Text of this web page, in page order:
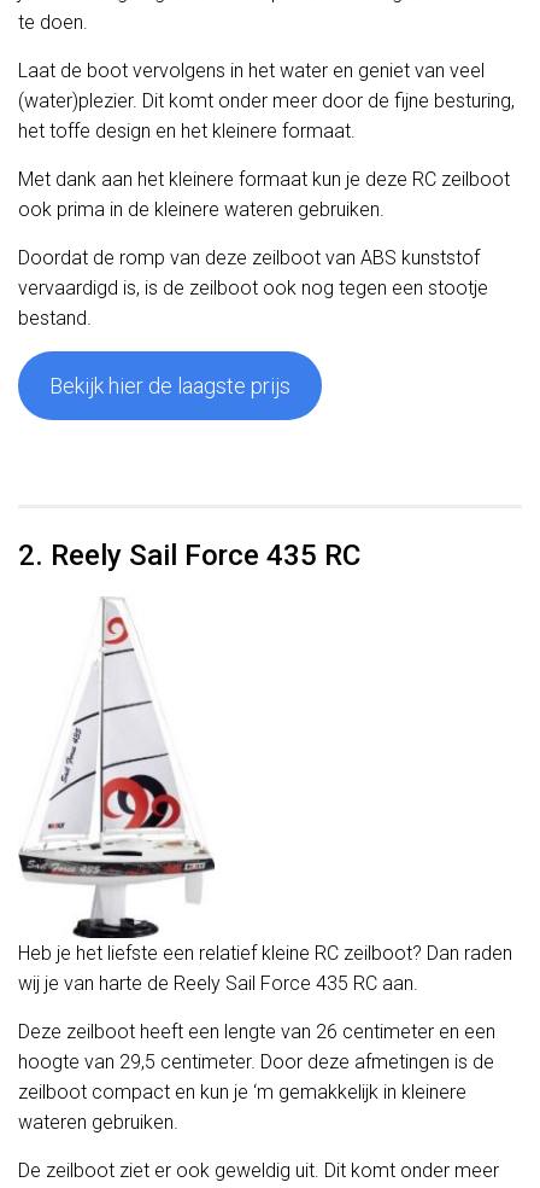
te doen.
Laat de boot vervolgens in het water en geniet van veel
(water)plezier. Dit komt onder meer door de fijne besturing,
het toffe design en het kleinere formaat.
Met dank aan het kleinere formaat kun je deze RC zeilboot
ook prima in de kleinere wateren gebruiken.
Doordat de romp van deze zeilboot van ABS kunststof
vervaardigd is, is de zeilboot ook nog tegen een stootje
bestand.
Bekijk hier de laagste prijs
2. Reely Sail Force 435 RC
Heb je het liefste een relatief kleine RC zeilboot? Dan raden
wij je van harte de Reely Sail Force 435 RC aan.
Deze zeilboot heeft een lengte van 26 centimeter en een
hoogte van 29,5 centimeter. Door deze afmetingen is de
zeilboot compact en kun je ‘m gemakkelijk in kleinere
wateren gebruiken.
De zeilboot ziet er ook geweldig uit. Dit komt onder meer